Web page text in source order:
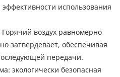
использования
воздух равномерно
затвердевает, обеспечивая
передачи.
экологически безопасная